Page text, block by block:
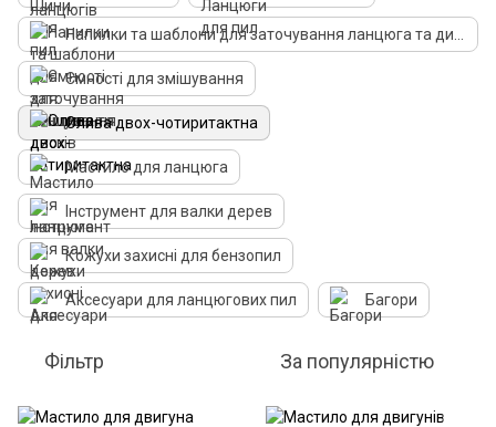
Ємності для змішування
Олива двох-чотиритактна
Мастило для ланцюга
Інструмент для валки дерев
Кожухи захисні для бензопил
Аксесуари для ланцюгових пил Багори
Фільтр За популярністю